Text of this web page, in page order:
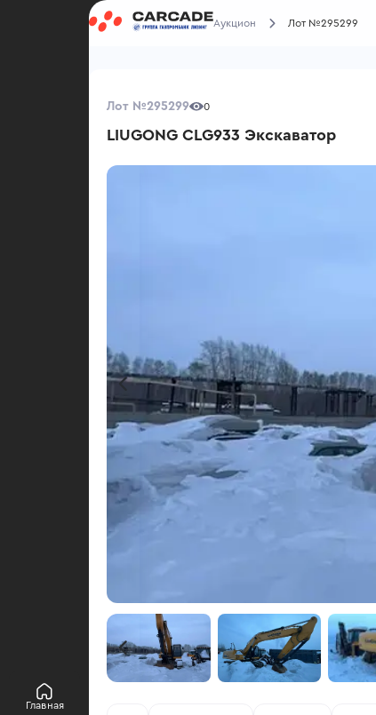
Главная
Аукцион Лот №295299
Лот №295299 0
LIUGONG CLG933 Экскаватор